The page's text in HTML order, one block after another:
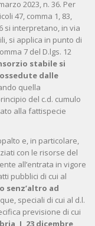
2023, n. 36. Per
47, comma 1, 83,
si interpretano, in via
si applica in punto di
7 del D.lgs. 12
stabile si
dalle
quella
del c.d. cumulo
alla fattispecie
e, in particolare,
con le risorse del
all’entrata in vigore
pubblici di cui al
senz’altro ad
speciali di cui al d.l.
previsione di cui
I, 23 dicembre